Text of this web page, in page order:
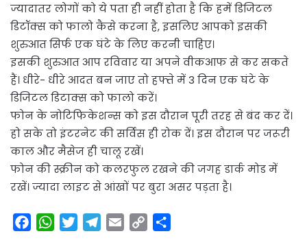
ज्यादातर लोगों को ये पता ही नहीं होता है कि हमें डिजिटल
डिटॉक्स को फालो कैसे करना है, इसलिए आपको इसकी
शुरुआत सिर्फ एक घंटे के लिए करनी चाहिए।
इसकी शुरुआत आप रविवार या अपने वीकआफ से कर सकते
हैं। धीरे- धीरे आदत बन जाए तो हफ्ते में 3 दिन एक घंटे के
डिजिटल डिटाक्स को फालो करें।
फोन के नोटिफिकेशन्स को इस दौरान पूरी तरह से बंद कर दें।
हो सके तो इंटरनेट की सर्विस ही रोक दें। इस दौरान पर जरूरी
काल और मैसेज ही चालू रखें।
फोन की स्क्रीन को कलरफुल रखने की जगह डार्क मोड में
रखें। ज्यादा लाइट से आंखों पर बुरा असर पड़ता है।
W